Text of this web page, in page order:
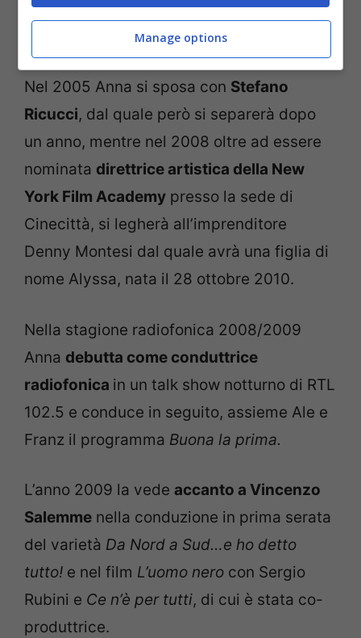
bugia, dilla grossa, La venexiana, A piedi
nudi nel parco e in seguito Notting Hill.
Nel 2005 Anna si sposa con Stefano
Ricucci, dal quale però si separerà dopo
un anno, mentre nel 2008 oltre ad essere
nominata direttrice artistica della New
York Film Academy presso la sede di
Cinecittà, si legherà all’imprenditore
Denny Montesi dal quale avrà una figlia di
nome Alyssa, nata il 28 ottobre 2010.
Nella stagione radiofonica 2008/2009
Anna debutta come conduttrice
radiofonica in un talk show notturno di RTL
102.5 e conduce in seguito, assieme Ale e
Franz il programma Buona la prima.
L’anno 2009 la vede accanto a Vincenzo
Salemme nella conduzione in prima serata
del varietà Da Nord a Sud…e ho detto
tutto! e nel film L’uomo nero con Sergio
Rubini e Ce n’è per tutti, di cui è stata co-
produttrice.
Manage options